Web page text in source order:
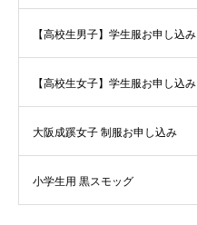
【高校生男子】学生服お申し込み
【高校生女子】学生服お申し込み
大阪成蹊女子 制服お申し込み
小学生用 黒スモッグ